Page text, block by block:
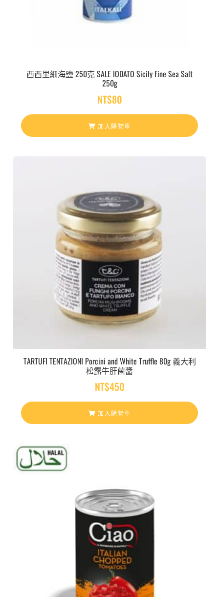
西西里細海鹽 250克 SALE IODATO Sicily Fine Sea Salt
250g
NT$80
加入購物車
TARTUFI TENTAZIONI Porcini and White Truffle 80g 義大利
松露牛肝菌醬
NT$450
加入購物車